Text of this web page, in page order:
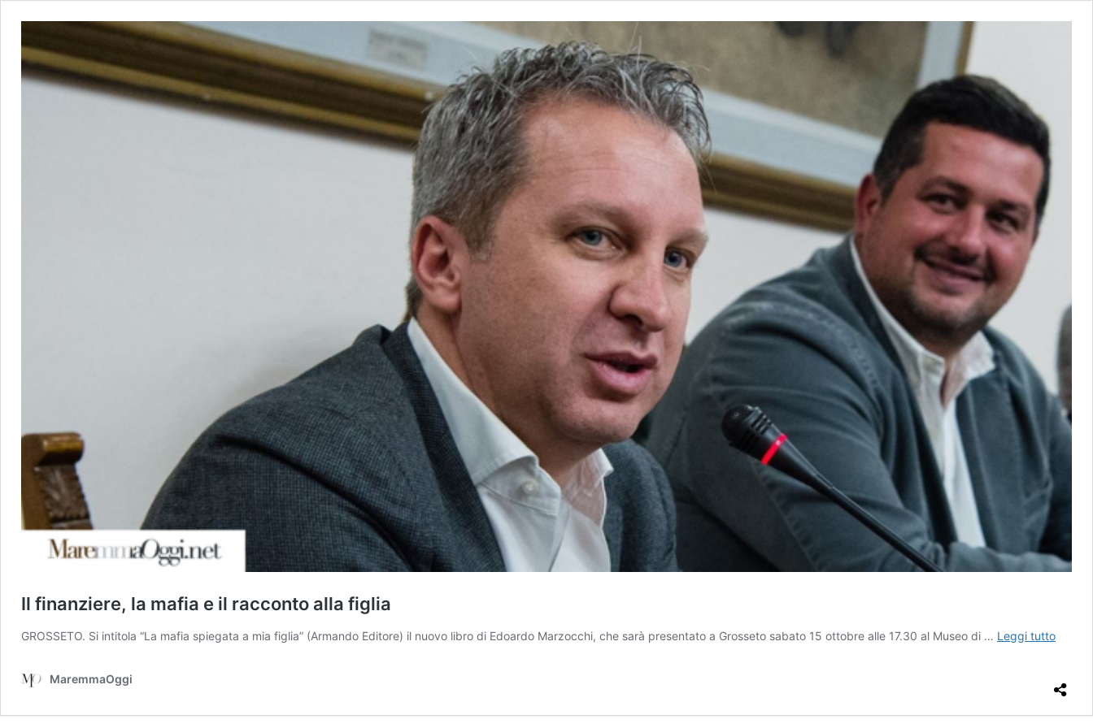
Il finanziere, la mafia e il racconto alla figlia
GROSSETO. Si intitola “La mafia spiegata a mia figlia” (Armando Editore) il nuovo libro di Edoardo Marzocchi, che sarà presentato a Grosseto sabato 15 ottobre alle 17.30 al Museo di … Leggi tuttoIl
mafia
il
MaremmaOggi